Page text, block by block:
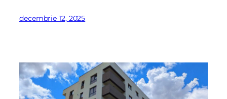
decembrie 12, 2025